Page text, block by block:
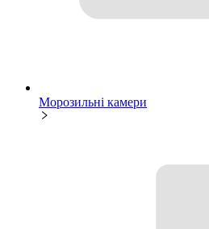
Морозильні камери